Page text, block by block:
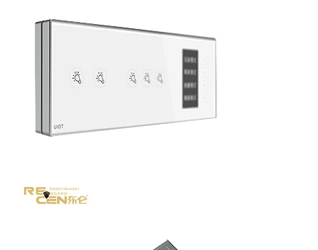
POLICY